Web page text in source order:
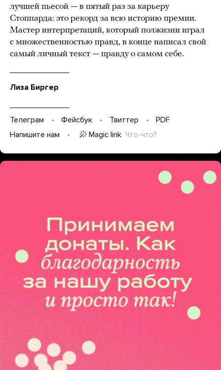
лучшей пьесой — в пятый раз за карьеру
Стоппарда: это рекорд за всю историю премии.
Мастер интерпретаций, который полжизни играл
с множественностью правд, в конце написал свой
самый личный текст — правду о самом себе.
Лиза Биргер
Телеграм Фейсбук Твиттер
PDF
Напишите нам
Magic link Что-что?